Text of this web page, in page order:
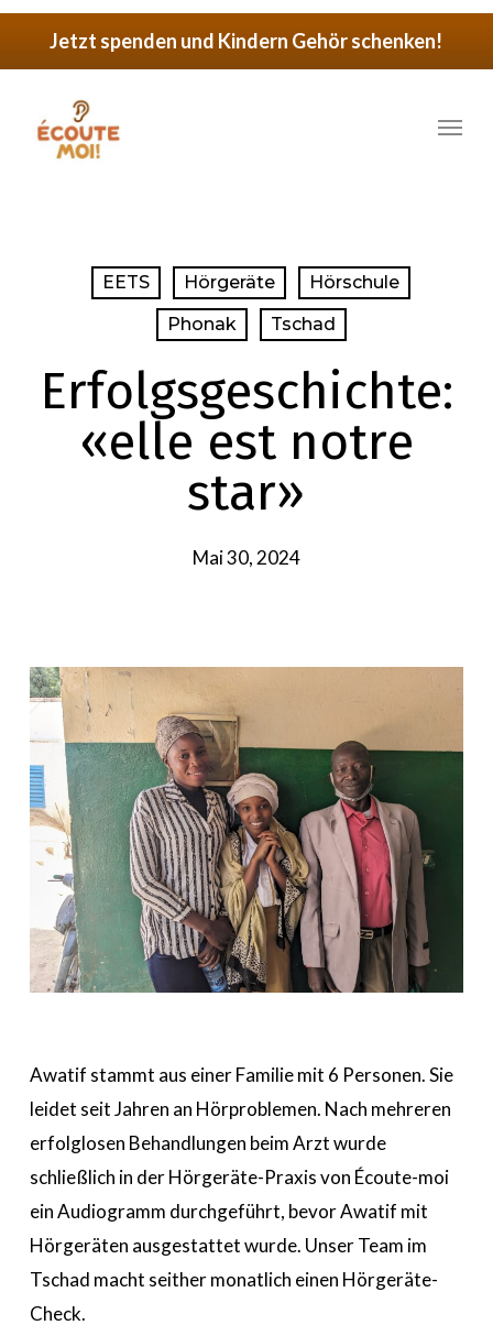
Skip
content
Jetzt spenden und Kindern Gehör schenken!
Menu
EETS Hörgeräte
Hörschule
Phonak
Tschad
Erfolgsgeschichte:
«elle est notre
star»
Mai 30, 2024
Awatif stammt aus einer Familie mit 6 Personen. Sie
leidet seit Jahren an Hörproblemen. Nach mehreren
erfolglosen Behandlungen beim Arzt wurde
schließlich in der Hörgeräte-Praxis von Écoute-moi
ein Audiogramm durchgeführt, bevor Awatif mit
Hörgeräten ausgestattet wurde. Unser Team im
Tschad macht seither monatlich einen Hörgeräte-
Check.